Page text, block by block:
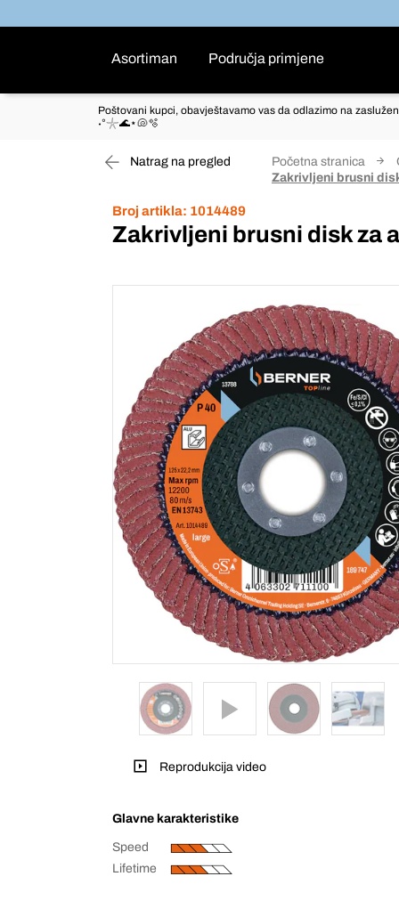
Asortiman Područja primjene
Poštovani kupci, obavještavamo vas da odlazimo na
˖°𓇼🌊⋆🐚🫧
Natrag na pregled Početna stranica
Zakrivljeni brusni
Broj artikla: 1014489
Zakrivljeni brusni disk za
Reprodukcija video
Glavne karakteristike
Speed
Lifetime